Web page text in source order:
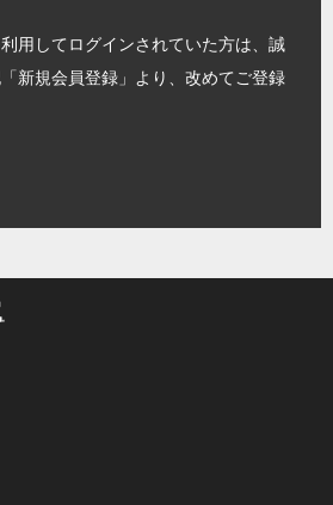
用してログインされていた方は、誠
新規会員登録」より、改めてご登録